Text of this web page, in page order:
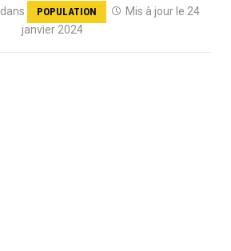
dans POPULATION
Mis à jour le 24
janvier 2024